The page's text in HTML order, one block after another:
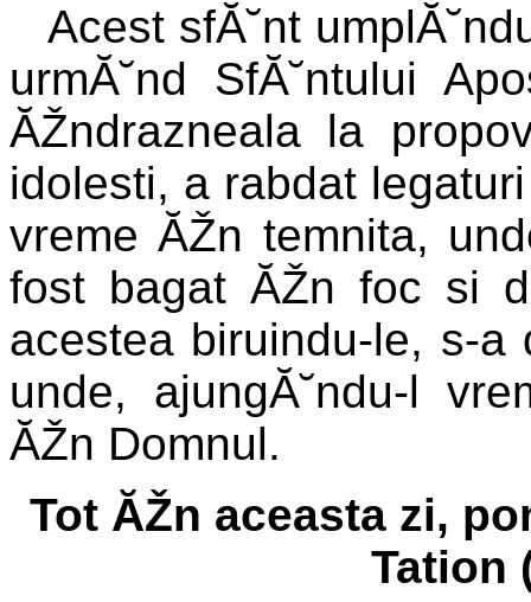
Acest sfĂ˘nt
urmĂ˘nd SfĂ˘ntului
ĂŽndrazneala la
idolesti, a rabdat
vreme ĂŽn temnita,
fost bagat ĂŽn foc si
acestea biruindu-le, s-
unde, ajungĂ˘ndu-l
ĂŽn Domnul.
Tot ĂŽn aceasta zi,
Tation